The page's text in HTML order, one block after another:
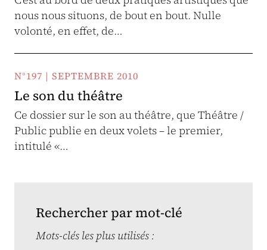
nous nous situons, de bout en bout. Nulle
volonté, en effet, de…
N°197 | SEPTEMBRE 2010
Le son du théâtre
Ce dossier sur le son au théâtre, que Théâtre /
Public publie en deux volets – le premier,
intitulé «…
Rechercher par mot-clé
Mots-clés les plus utilisés :